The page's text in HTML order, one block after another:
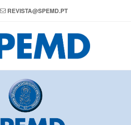
REVISTA@SPEMD.PT